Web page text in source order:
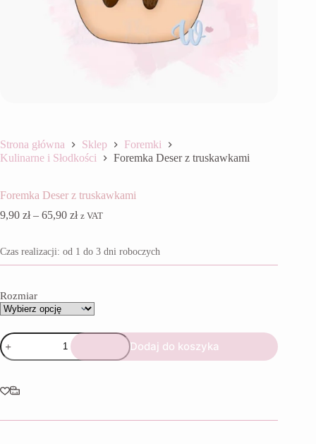
Strona główna Sklep
Foremki
Kulinarne i Słodkości
Foremka Deser z truskawkami
Foremka Deser z truskawkami
9,90 zł – 65,90 złZakres
9,90 zł
do
z VAT
Czas realizacji: od 1 do 3 dni roboczych
Rozmiar
ilość
Foremka
Deser
truskawkami
Dodaj do koszyka